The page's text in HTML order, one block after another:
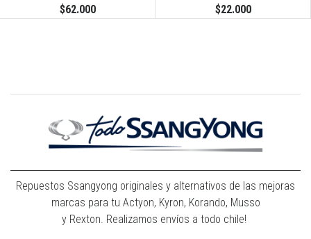
$62.000 $22.000
Repuestos Ssangyong originales y alternativos de las mejoras
marcas para tu Actyon, Kyron, Korando, Musso
y Rexton. Realizamos envíos a todo chile!